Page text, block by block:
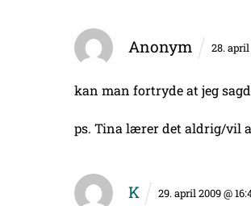
Anonym 28. april
kan man fortryde at jeg
ps. Tina lærer det aldrig/vil
K 29. april 2009 @